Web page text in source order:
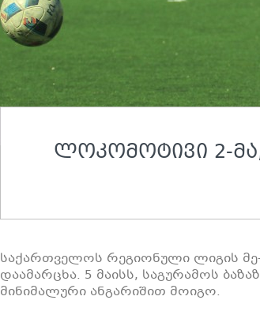
ᲚᲝᲙᲝᲛᲝᲢᲘᲕᲘ 2-
საქართველოს რეგიონული ლიგის
დაამარცხა. 5 მაისს, საგურამოს
მინიმალური ანგარიშით მოიგო.